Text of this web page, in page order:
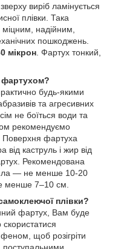
виріб ламінується
плівки. Така
надійним,
пошкоджень.
мікрон . Фартух тонкий,
фартухом?
будь-якими
та агресивних
не боїться води та
рекомендуємо
Поверхня фартуха
від каструль і жир від
Рекомендована
— не менше 10-20
менше 7–10 см.
плівки?
фартух, Вам буде
щоб розігріти